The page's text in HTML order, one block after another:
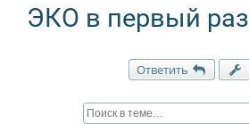
ЭКО в первый раз
Ответить